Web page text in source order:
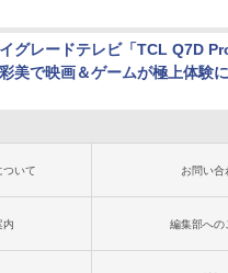
グレードテレビ「TCL Q7D
美で映画＆ゲームが極上体験に
ついて お問い合
内 編集部への